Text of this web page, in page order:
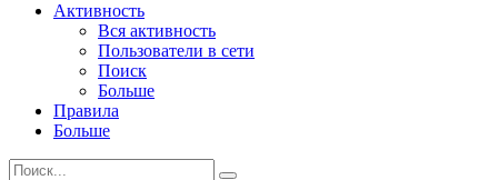
Активность
Вся активность
Пользователи в сети
Поиск
Больше
Правила
Больше